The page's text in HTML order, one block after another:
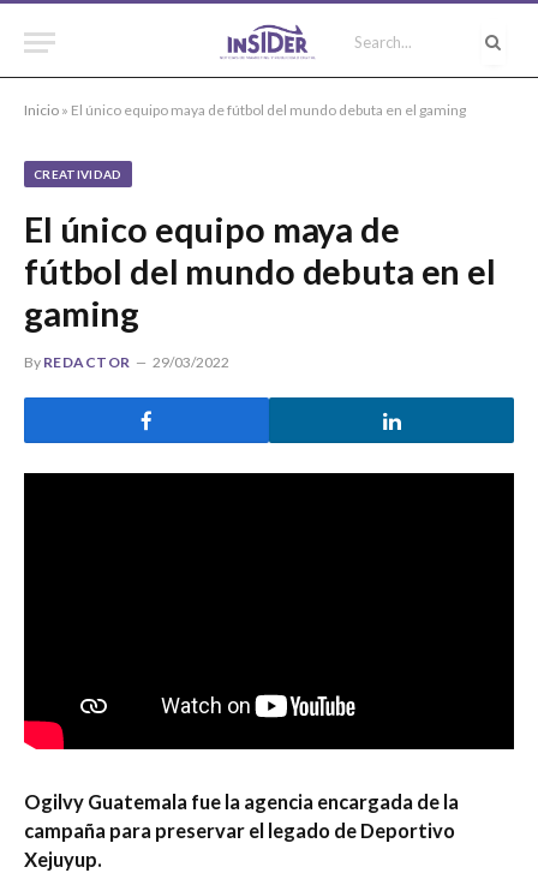
Inicio » El único equipo maya de fútbol del mundo debuta en el gaming
CREATIVIDAD
El único equipo maya de
fútbol del mundo debuta en el
gaming
By REDACTOR 29/03/2022
Ogilvy Guatemala fue la agencia encargada de la
campaña para preservar el legado de Deportivo
Xejuyup.